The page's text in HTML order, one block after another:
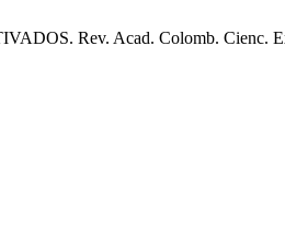
Rev. Acad. Colomb. Cienc.